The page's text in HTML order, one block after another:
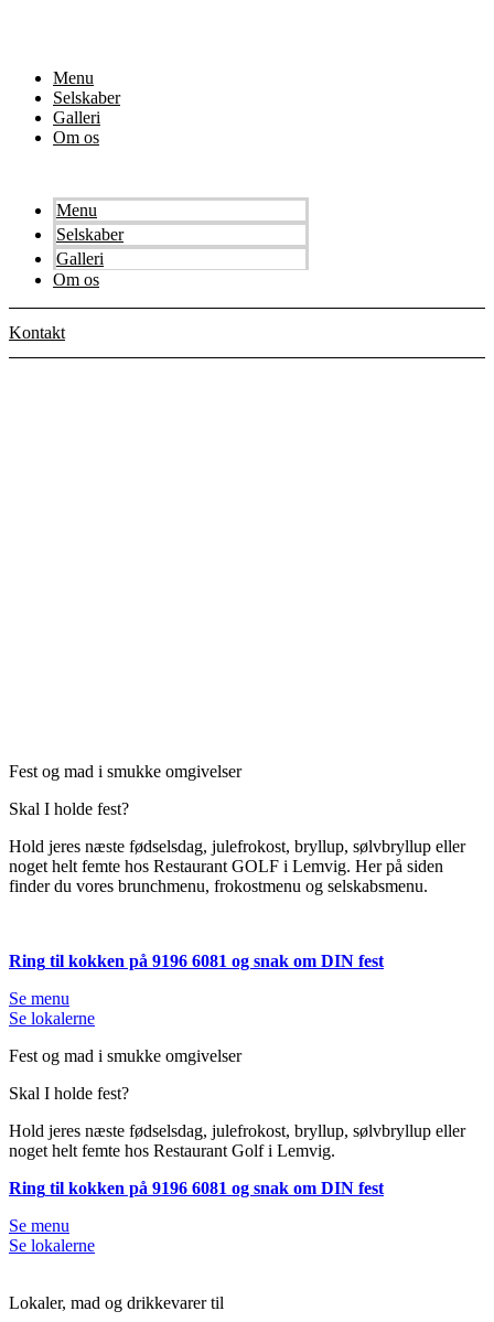
Menu
Selskaber
Galleri
Om os
Menu
Selskaber
Galleri
Om os
Kontakt
Fest og mad i smukke omgivelser
Skal I holde fest?
Hold jeres næste fødselsdag, julefrokost, bryllup, sølvbryllup eller
noget helt femte hos Restaurant GOLF i Lemvig. Her på siden
finder du vores brunchmenu, frokostmenu og selskabsmenu.
Ring til kokken på 9196 6081 og snak om DIN fest
Se menu
Se lokalerne
Fest og mad i smukke omgivelser
Skal I holde fest?
Hold jeres næste fødselsdag, julefrokost, bryllup, sølvbryllup eller
noget helt femte hos Restaurant Golf i Lemvig.
Ring til kokken på 9196 6081 og snak om DIN fest
Se menu
Se lokalerne
Lokaler, mad og drikkevarer til